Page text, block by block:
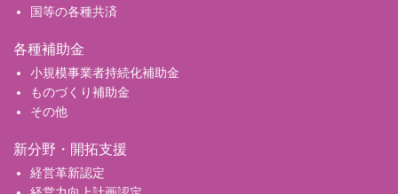
国等の各種共済
各種補助金
小規模事業者持続化補助金
ものづくり補助金
その他
新分野・開拓支援
経営革新認定